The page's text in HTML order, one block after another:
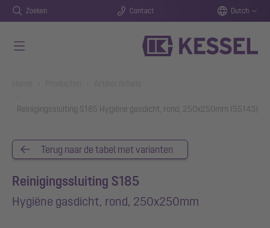
Zoeken Contact Dutch
Reinigingssluiting S185 Hygiëne gasdicht, rond, 250x250mm (55143)
Terug naar de tabel met varianten
Reinigingssluiting S185
Hygiëne gasdicht, rond, 250x250mm